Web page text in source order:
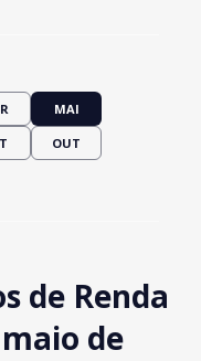
MAI
OUT
de Renda
de